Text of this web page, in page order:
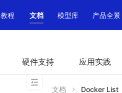
教程 文档 模型库 产品全景
硬件支持 应用实践
文档 Docker List